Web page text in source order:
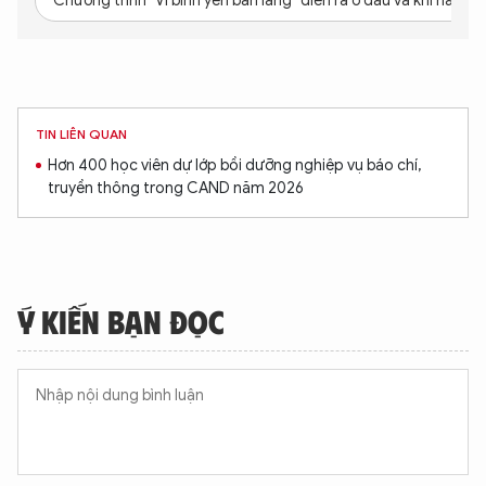
TIN LIÊN QUAN
Hơn 400 học viên dự lớp bồi dưỡng nghiệp vụ báo chí,
truyền thông trong CAND năm 2026
Ý KIẾN BẠN ĐỌC